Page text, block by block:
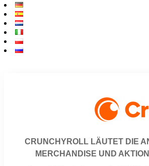
CRUNCHYROLL LÄUTET DIE
MERCHANDISE UND